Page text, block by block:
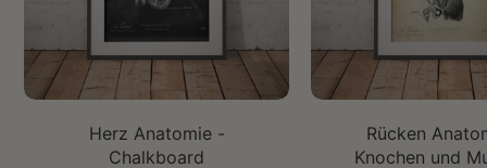
Herz Anatomie -
Chalkboard
Rücken
Knochen und